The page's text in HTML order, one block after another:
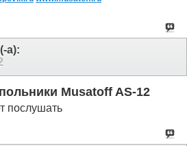
а):
Musatoff AS-12
послушать